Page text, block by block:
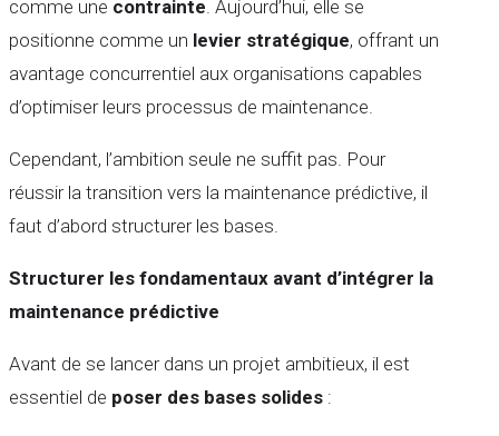
comme une contrainte . Aujourd’hui, elle se
positionne comme un levier stratégique, offrant un
avantage concurrentiel aux organisations capables
d’optimiser leurs processus de maintenance.
Cependant, l’ambition seule ne suffit pas. Pour
réussir la transition vers la maintenance prédictive, il
faut d’abord structurer les bases.
Structurer les fondamentaux avant d’intégrer la
maintenance prédictive
Avant de se lancer dans un projet ambitieux, il est
essentiel de poser des bases solides :